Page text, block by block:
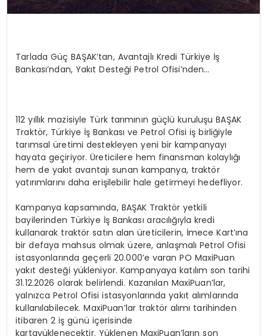
Tarlada GüçBAŞAK’tan, Avantajlı Kredi Türkiye İş
Bankası’ndan, Yakıt Desteği Petrol Ofisi’nden…
112 yıllık mazisiyle Türk tarımının güçlü kuruluşu BAŞAK
Traktör, Türkiye İş Bankası ve Petrol Ofisi iş birliğiyle
tarımsal üretimi destekleyen yeni bir kampanyayı
hayata geçiriyor. Üreticilere hem finansman kolaylığı
hem de yakıt avantajı sunan kampanya, traktör
yatırımlarını daha erişilebilir hale getirmeyi hedefliyor.
Kampanya kapsamında, BAŞAK Traktör yetkili
bayilerinden Türkiye İş Bankası aracılığıyla kredi
kullanarak traktör satın alan üreticilerin, İmece Kart’ına
bir defaya mahsus olmak üzere, anlaşmalı Petrol Ofisi
istasyonlarında geçerli 20.000’e varan PO MaxiPuan
yakıt desteği yükleniyor. Kampanyaya katılım son tarihi
31.12.2026 olarak belirlendi. Kazanılan MaxiPuan’lar,
yalnızca Petrol Ofisi istasyonlarında yakıt alımlarında
kullanılabilecek. MaxiPuan’lar traktör alımı tarihinden
itibaren 2 iş günü içerisinde
kartayüklenecektir. Yüklenen MaxiPuan’ların son